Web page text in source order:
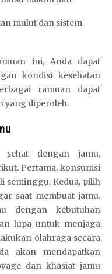
mulut dan sistem
ini, Anda dapat
kondisi kesehatan
ramuan dapat
yang diperoleh.
dengan jamu,
Pertama, konsumsi
seminggu. Kedua, pilih
saat membuat jamu.
dengan kebutuhan
lupa untuk menjaga
olahraga secara
akan mendapatkan
dan khasiat jamu